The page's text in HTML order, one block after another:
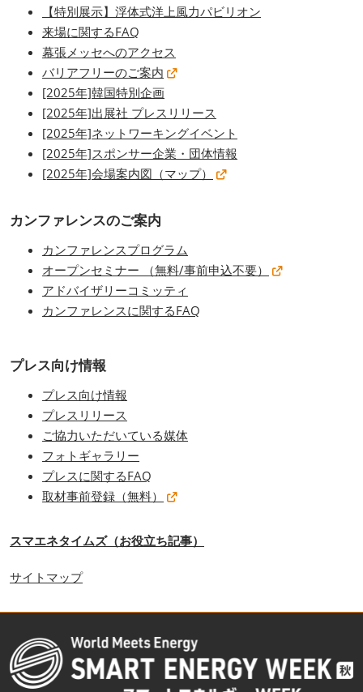
【特別展示】浮体式洋上風力パビリオン
来場に関するFAQ
幕張メッセへのアクセス
バリアフリーのご案内
[2025年]韓国特別企画
[2025年]出展社 プレスリリース
[2025年]ネットワーキングイベント
[2025年]スポンサー企業・団体情報
[2025年]会場案内図（マップ）
カンファレンスのご案内
カンファレンスプログラム
オープンセミナー （無料/事前申込不要）
アドバイザリーコミッティ
カンファレンスに関するFAQ
プレス向け情報
プレス向け情報
プレスリリース
ご協力いただいている媒体
フォトギャラリー
プレスに関するFAQ
取材事前登録（無料）
スマエネタイムズ（お役立ち記事）
サイトマップ